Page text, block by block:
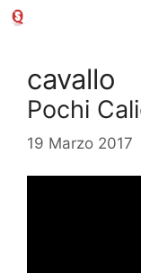
Vai
cavallo
Pochi
19 Marzo 2017